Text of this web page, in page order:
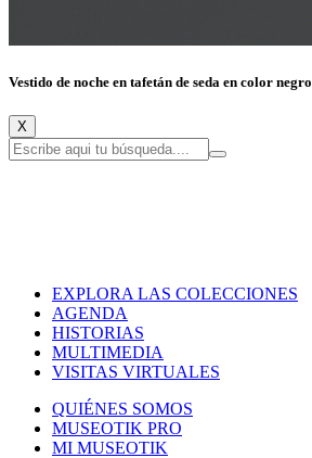
Vestido de noche en tafetán de seda en color negro
X
EXPLORA LAS COLECCIONES
AGENDA
HISTORIAS
MULTIMEDIA
VISITAS VIRTUALES
QUIÉNES SOMOS
MUSEOTIK PRO
MI MUSEOTIK